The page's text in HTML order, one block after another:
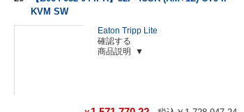
KVM SW
Eaton Tripp Lite
確認する
商品説明